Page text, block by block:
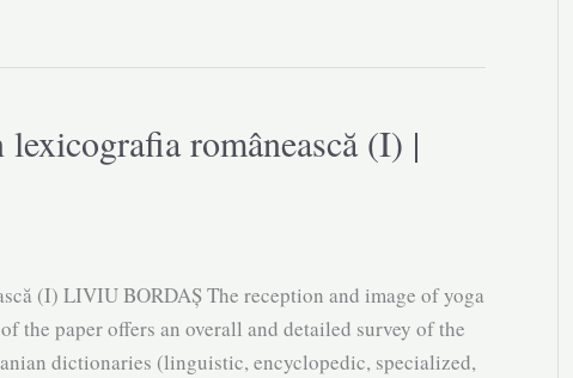
românească (I) |
(I) LIVIU BORDAȘ The reception and image of yoga
the paper offers an overall and detailed survey of the
dictionaries (linguistic, encyclopedic, specialized,